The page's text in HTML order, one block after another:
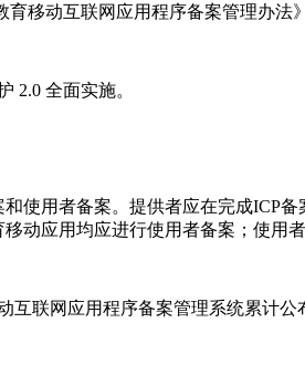
育移动互联网应用程序备案管理办
2.0 全面实施。
使用者备案。提供者应在完成ICP
动应用均应进行使用者备案；使用
互联网应用程序备案管理系统累计公